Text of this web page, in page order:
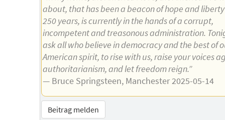
about, that has been a beacon of hope and
250 years, is currently in the hands of a corrupt,
incompetent and treasonous administration.
ask all who believe in democracy and the best of
American spirit, to rise with us, raise your voices
authoritarianism, and let freedom reign.”
— Bruce Springsteen, Manchester 2025-05-14
Beitrag melden